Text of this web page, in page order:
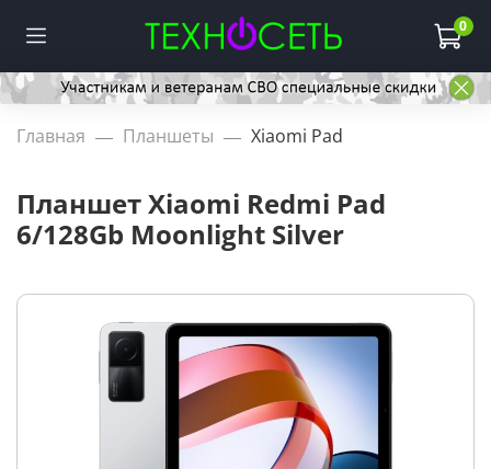
0
Главная Планшеты Xiaomi Pad
Планшет Xiaomi Redmi Pad
6/128Gb Moonlight Silver